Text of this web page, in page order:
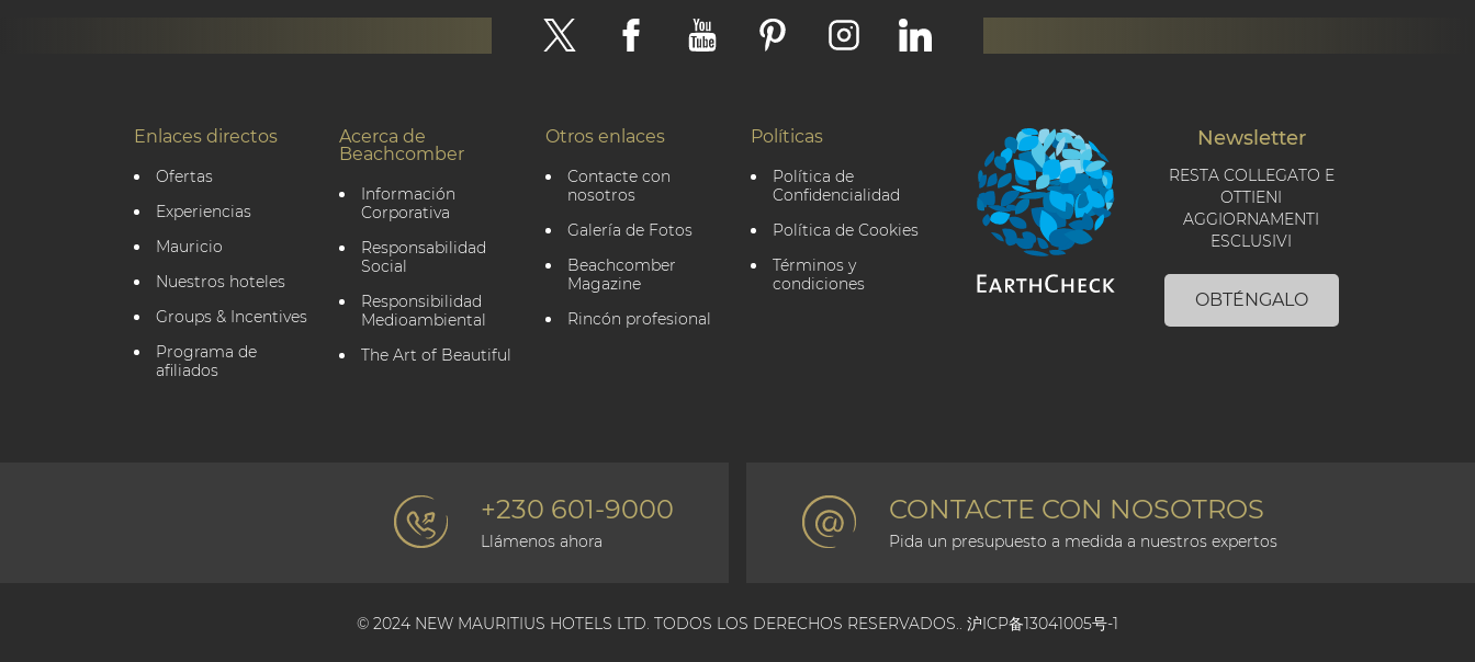
Enlaces directos
Ofertas
Experiencias
Mauricio
Nuestros hoteles
Groups & Incentives
Programa de
afiliados
Acerca de
Beachcomber
Información
Corporativa
Responsabilidad
Social
Responsibilidad
Medioambiental
The Art of Beautiful
Otros enlaces
Contacte con
nosotros
Galería de Fotos
Beachcomber
Magazine
Rincón profesional
Políticas
Política de
Confidencialidad
Política de Cookies
Términos y
condiciones
Newsletter
RESTA COLLEGATO E
OTTIENI
AGGIORNAMENTI
ESCLUSIVI
OBTÉNGALO
+230 601-9000
Llámenos ahora
CONTACTE CON NOSOTROS
Pida un presupuesto a medida a nuestros expertos
© 2024 NEW MAURITIUS HOTELS LTD. TODOS LOS DERECHOS RESERVADOS.. 沪ICP备13041005号-1